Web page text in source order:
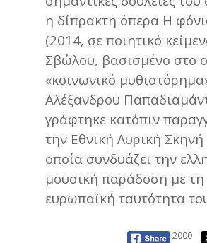
η δίπρακτη όπερα Η
(2014, σε ποιητικό
Σβώλου, βασισμένο στο
«κοινωνικό
Αλέξανδρου
γράφτηκε κατόπιν
την Εθνική Λυρική Σκηνή
οποία συνδυάζει την
μουσική παράδοση με
ευρωπαϊκή ταυτότητα
2000